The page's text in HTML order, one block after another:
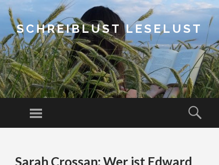
SCHREIBLUST LESELUST
Menu
CONTENT
Sarah Crossan: Wer ist Edward